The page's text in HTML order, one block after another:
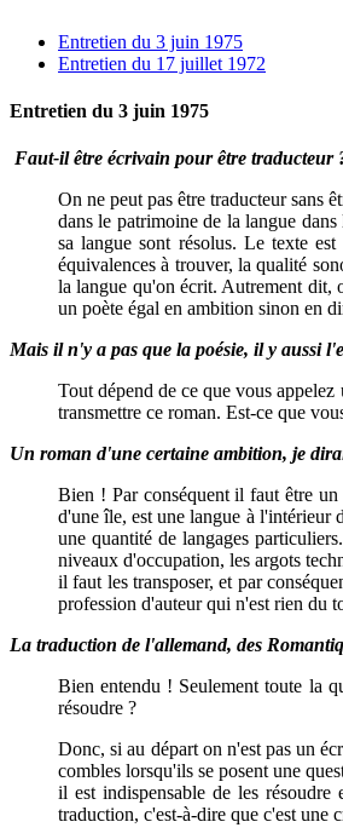
Entretien du 3 juin 1975
Entretien du 17 juillet 1972
Entretien du 3 juin 1975
Faut-il être écrivain pour être traducteur
On ne peut pas être traducteur sans
dans le patrimoine de la langue
sa langue sont résolus. Le texte
équivalences à trouver, la qualité
la langue qu'on écrit. Autrement dit,
un poète égal en ambition sinon en
Mais il n'y a pas que la poésie, il y aussi
Tout dépend de ce que vous
transmettre ce roman. Est-ce que
Un roman d'une certaine ambition, je
Bien ! Par conséquent il faut être
d'une île, est une langue à l'intérieur
une quantité de langages
niveaux d'occupation, les argots
il faut les transposer, et par
profession d'auteur qui n'est rien du
La traduction de l'allemand, des
Bien entendu ! Seulement toute la
résoudre ?
Donc, si au départ on n'est pas un
combles lorsqu'ils se posent une
il est indispensable de les
traduction, c'est-à-dire que c'est une